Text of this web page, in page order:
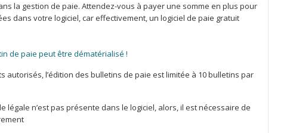
la gestion de paie. Attendez-vous à payer une somme en plus pour
dans votre logiciel, car effectivement, un logiciel de paie gratuit
de paie peut être dématérialisé !
autorisés, l’édition des bulletins de paie est limitée à 10 bulletins par
légale n’est pas présente dans le logiciel, alors, il est nécessaire de